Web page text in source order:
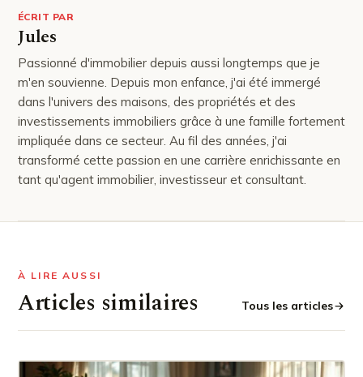
ÉCRIT PAR
Jules
Passionné d'immobilier depuis aussi longtemps que je
m'en souvienne. Depuis mon enfance, j'ai été immergé
dans l'univers des maisons, des propriétés et des
investissements immobiliers grâce à une famille fortement
impliquée dans ce secteur. Au fil des années, j'ai
transformé cette passion en une carrière enrichissante en
tant qu'agent immobilier, investisseur et consultant.
À LIRE AUSSI
Articles similaires Tous les articles